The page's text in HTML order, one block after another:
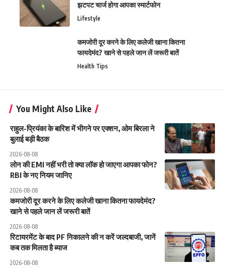
झटपट चार्ज होगा आपका स्मार्टफोन
Lifestyle
कमजोरी दूर करने के लिए कलेजी खाना कितना
फायदेमंद? खाने से पहले जान लें जरूरी बातें
Health Tips
You Might Also Like
राहुल-प्रियंका के बारिश में भीगने पर एक्शन, ओम बिरला ने
बुलाई बड़ी बैठक
2026-08-08
लोन की EMI नहीं भरी तो क्या लॉक हो जाएगा आपका फोन?
RBI के नए नियम जानिए
2026-08-08
कमजोरी दूर करने के लिए कलेजी खाना कितना फायदेमंद?
खाने से पहले जान लें जरूरी बातें
2026-08-08
रिटायरमेंट के बाद PF निकालने की न करें जल्दबाजी, जानें
कब तक मिलता है ब्याज
2026-08-08